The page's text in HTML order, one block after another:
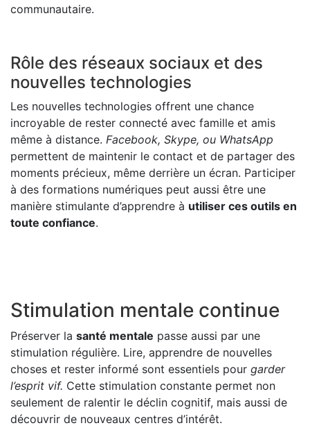
communautaire.
Rôle des réseaux sociaux et des
nouvelles technologies
Les nouvelles technologies offrent une chance
incroyable de rester connecté avec famille et amis
même à distance. Facebook, Skype, ou WhatsApp
permettent de maintenir le contact et de partager des
moments précieux, même derrière un écran. Participer
à des formations numériques peut aussi être une
manière stimulante d’apprendre à utiliser ces outils en
toute confiance.
Stimulation mentale continue
Préserver la santé mentale passe aussi par une
stimulation régulière. Lire, apprendre de nouvelles
choses et rester informé sont essentiels pour garder
l’esprit vif. Cette stimulation constante permet non
seulement de ralentir le déclin cognitif, mais aussi de
découvrir de nouveaux centres d’intérêt.